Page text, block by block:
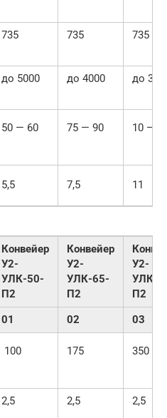
735 735 735
до 5000 до 4000 до
50 — 60 75 — 90 10 —
5,5 7,5 11
Конвейер
У2-
УЛК-50-
П2
Конвейер
У2-
УЛК-65-
П2
У2-
УЛК-
П2
01 02
03
100 175 350
2,5 2,5 2,5